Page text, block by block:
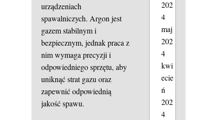
urządzeniach
spawalniczych. Argon jest
gazem stabilnym i
bezpiecznym, jednak praca z
nim wymaga precyzji i
odpowiedniego sprzętu, aby
uniknąć strat gazu oraz
zapewnić odpowiednią
jakość spawu.
202
4
maj
202
4
kwi
ecie
ń
202
4